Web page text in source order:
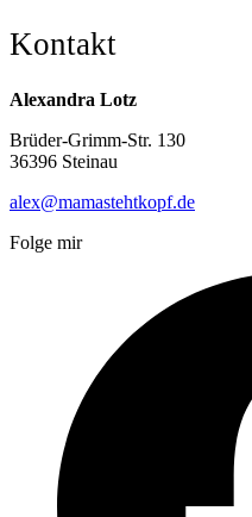
Kontakt
Alexandra Lotz
Brüder-Grimm-Str. 130
36396 Steinau
alex@mamastehtkopf.de
Folge mir